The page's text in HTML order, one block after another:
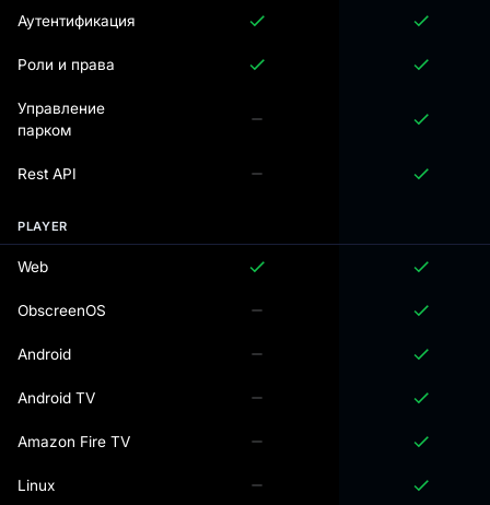
Аутентификация
Роли и права
Управление
парком
Rest API
PLAYER
Web
ObscreenOS
Android
Android TV
Amazon Fire TV
Linux